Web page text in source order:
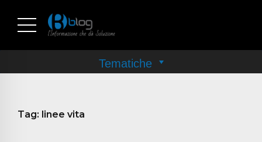
Tag: linee vita